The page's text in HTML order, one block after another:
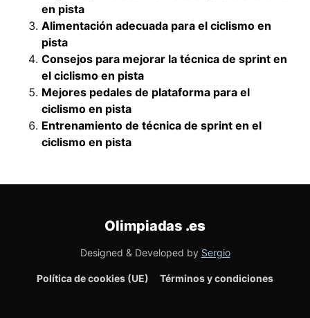
en pista
Alimentación adecuada para el ciclismo en
pista
Consejos para mejorar la técnica de sprint en
el ciclismo en pista
Mejores pedales de plataforma para el
ciclismo en pista
Entrenamiento de técnica de sprint en el
ciclismo en pista
Política de cookies (UE) Términos y condiciones
Olimpiadas .es
Designed & Developed by Sergio